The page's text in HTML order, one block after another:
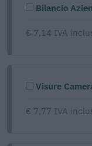
Bilancio
€ 7,14 IVA
Visure
€ 7,77 IVA